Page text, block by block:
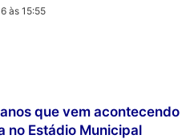
às 15:55
que vem acontecendo
no Estádio Municipal